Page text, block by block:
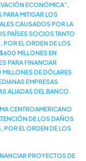
ECONÓMICA”,
MITIGAR LOS
CAUSADOS POR LA
PAÍSES SOCIOS TANTO
EL ORDEN DE LOS
MILLONES EN
PARA FINANCIAR
DE DÓLARES
EMPRESAS
ALIADAS DEL BANCO.
CENTROAMERICANO
DE LOS DAÑOS
EL ORDEN DE LOS
PROYECTOS DE